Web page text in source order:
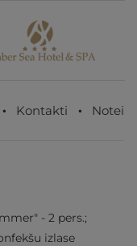
Kontakti
- 2 pers.;
izlase